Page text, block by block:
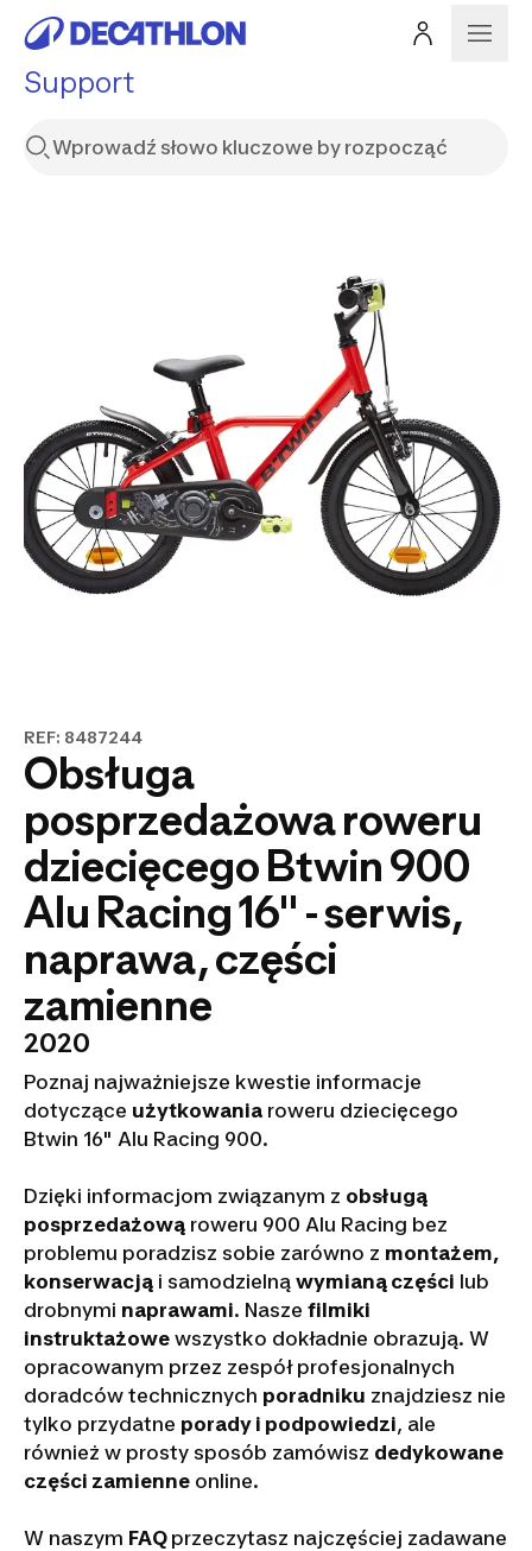
Support
REF: 8487244
Obsługa
posprzedażowa roweru
dziecięcego Btwin 900
Alu Racing 16" - serwis,
naprawa, części
zamienne
2020
Poznaj najważniejsze kwestie informacje
dotyczące użytkowania roweru dziecięcego
Btwin 16" Alu Racing 900.
Dzięki informacjom związanym z obsługą
posprzedażową roweru 900 Alu Racing bez
problemu poradzisz sobie zarówno z montażem,
konserwacją i samodzielną wymianą części lub
drobnymi naprawami. Nasze filmiki
instruktażowe wszystko dokładnie obrazują. W
opracowanym przez zespół profesjonalnych
doradców technicznych poradniku znajdziesz nie
tylko przydatne porady i podpowiedzi, ale
również w prosty sposób zamówisz dedykowane
części zamienne online.
W naszym FAQ przeczytasz najczęściej zadawane